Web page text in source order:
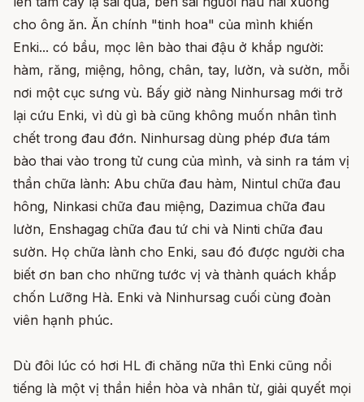
cho ông ăn. Ăn chính "tinh hoa" của mình khiến
Enki... có bầu, mọc lên bào thai đậu ở khắp người:
hàm, răng, miệng, hông, chân, tay, lườn, và sườn, mỗi
nơi một cục sưng vù. Bấy giờ nàng Ninhursag mới trở
lại cứu Enki, vì dù gì bà cũng không muốn nhân tình
chết trong đau đớn. Ninhursag dùng phép đưa tám
bào thai vào trong tử cung của mình, và sinh ra tám vị
thần chữa lành: Abu chữa đau hàm, Nintul chữa đau
hông, Ninkasi chữa đau miệng, Dazimua chữa đau
lườn, Enshagag chữa đau tứ chi và Ninti chữa đau
sườn. Họ chữa lành cho Enki, sau đó được người cha
biết ơn ban cho những tước vị và thành quách khắp
chốn Lưỡng Hà. Enki và Ninhursag cuối cùng đoàn
viên hạnh phúc.
Dù đôi lúc có hơi HL đi chăng nữa thì Enki cũng nổi
tiếng là một vị thần hiền hòa và nhân từ, giải quyết mọi